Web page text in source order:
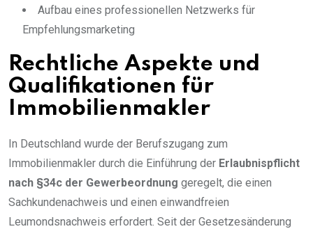
Aufbau eines professionellen Netzwerks für
Empfehlungsmarketing
Rechtliche Aspekte und
Qualifikationen für
Immobilienmakler
In Deutschland wurde der Berufszugang zum
Immobilienmakler durch die Einführung der Erlaubnispflicht
nach §34c der Gewerbeordnung geregelt, die einen
Sachkundenachweis und einen einwandfreien
Leumondsnachweis erfordert. Seit der Gesetzesänderung